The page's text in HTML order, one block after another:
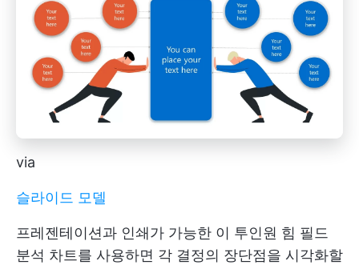
via
슬라이드 모델
프레젠테이션과 인쇄가 가능한 이 투인원 힘 필드
분석 차트를 사용하면 각 결정의 장단점을 시각화할